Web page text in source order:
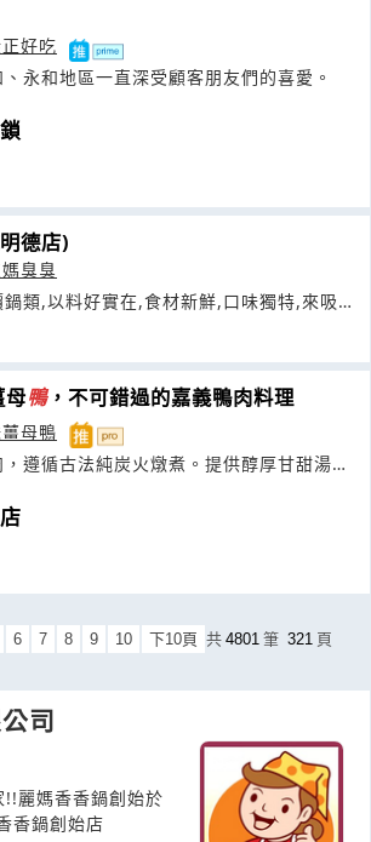
好吃
永和地區一直深受顧客朋友們的喜愛。
德店)
臭臭
類,以料好實在,食材新鮮,口味獨特,來吸引
母鴨，不可錯過的嘉義鴨肉料理
母鴨
遵循古法純炭火燉煮。提供醇厚甘甜湯頭
6 7 8 9 10 下10頁 共 4801 筆 321 頁
司
麗媽香香鍋創始於
香鍋創始店